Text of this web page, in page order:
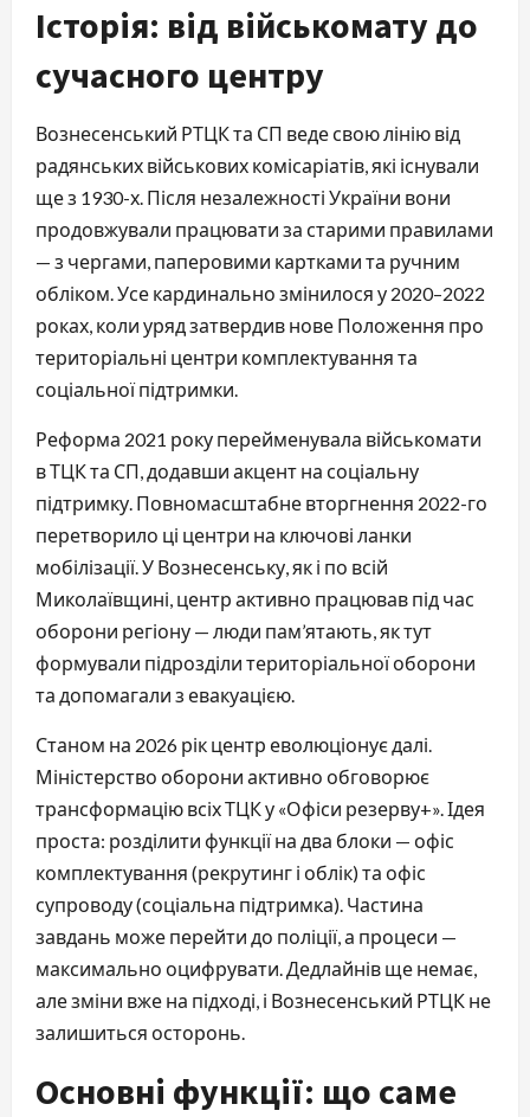
Історія: від військомату до
сучасного центру
Вознесенський РТЦК та СП веде свою лінію від
радянських військових комісаріатів, які існували
ще з 1930-х. Після незалежності України вони
продовжували працювати за старими правилами
— з чергами, паперовими картками та ручним
обліком. Усе кардинально змінилося у 2020–2022
роках, коли уряд затвердив нове Положення про
територіальні центри комплектування та
соціальної підтримки.
Реформа 2021 року перейменувала військомати
в ТЦК та СП, додавши акцент на соціальну
підтримку. Повномасштабне вторгнення 2022-го
перетворило ці центри на ключові ланки
мобілізації. У Вознесенську, як і по всій
Миколаївщині, центр активно працював під час
оборони регіону — люди пам’ятають, як тут
формували підрозділи територіальної оборони
та допомагали з евакуацією.
Станом на 2026 рік центр еволюціонує далі.
Міністерство оборони активно обговорює
трансформацію всіх ТЦК у «Офіси резерву+». Ідея
проста: розділити функції на два блоки — офіс
комплектування (рекрутинг і облік) та офіс
супроводу (соціальна підтримка). Частина
завдань може перейти до поліції, а процеси —
максимально оцифрувати. Дедлайнів ще немає,
але зміни вже на підході, і Вознесенський РТЦК не
залишиться осторонь.
Основні функції: що саме